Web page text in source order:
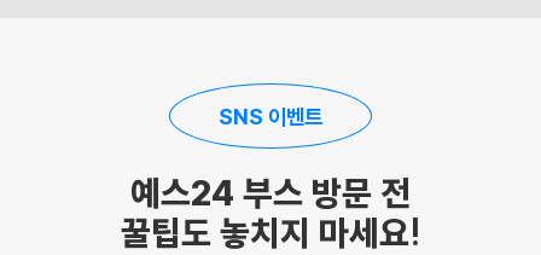
SNS 이벤트
예스24 부스 방문 전
꿀팁도 놓치지 마세요!